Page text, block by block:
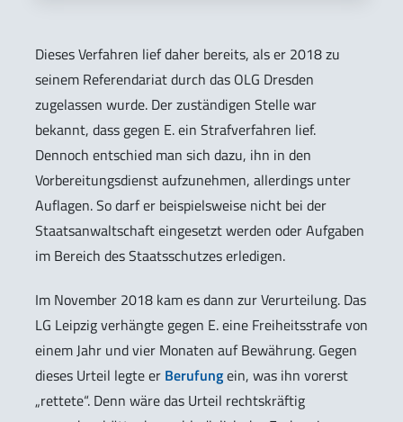
Dieses Verfahren lief daher bereits, als er 2018 zu
seinem Referendariat durch das OLG Dresden
zugelassen wurde. Der zuständigen Stelle war
bekannt, dass gegen E. ein Strafverfahren lief.
Dennoch entschied man sich dazu, ihn in den
Vorbereitungsdienst aufzunehmen, allerdings unter
Auflagen. So darf er beispielsweise nicht bei der
Staatsanwaltschaft eingesetzt werden oder Aufgaben
im Bereich des Staatsschutzes erledigen.
Im November 2018 kam es dann zur Verurteilung. Das
LG Leipzig verhängte gegen E. eine Freiheitsstrafe von
einem Jahr und vier Monaten auf Bewährung. Gegen
dieses Urteil legte er Berufungein, was ihn vorerst
„rettete“. Denn wäre das Urteil rechtskräftig